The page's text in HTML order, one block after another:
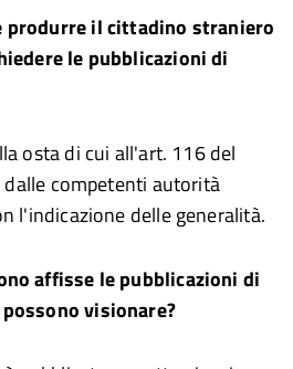
produrre il cittadino straniero
le pubblicazioni di
osta di cui all'art. 116 del
dalle competenti autorità
l'indicazione delle generalità.
affisse le pubblicazioni di
visionare?